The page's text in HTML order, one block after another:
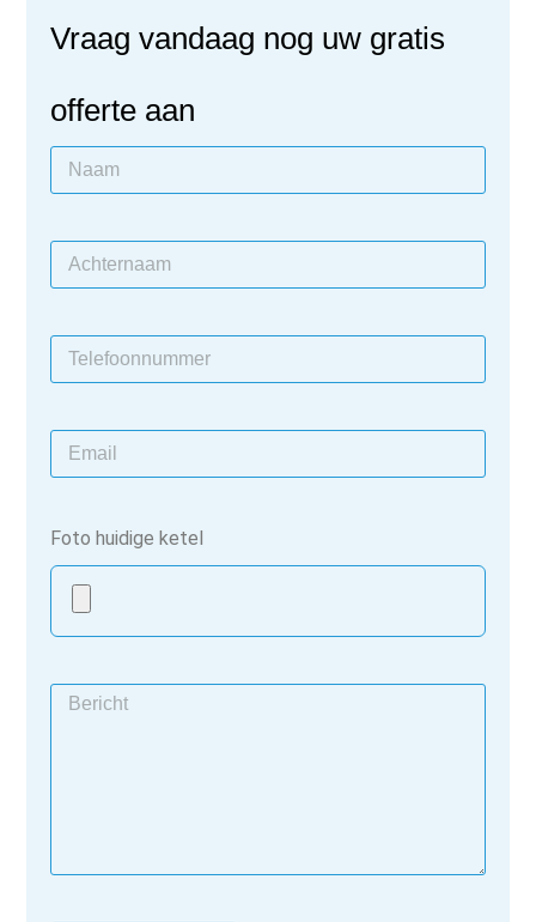
Vraag vandaag nog uw gratis
offerte aan
Foto huidige ketel